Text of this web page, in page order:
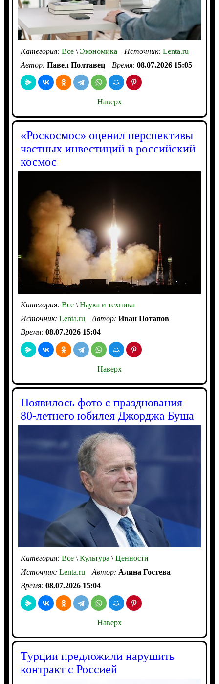
Категория: Все\Экономика Источник: Lenta.ru
Автор: Павел Полтавец Время: 08.07.2026 15:05
Наверх
«Роскосмос» оценил перспективы
частных инвестиций в российский
космос
Категория: Все\Наука и техника
Источник: Lenta.ru Автор: Иван Потапов
Время: 08.07.2026 15:04
Наверх
Появилось фото с празднования
80-летнего юбилея Джорджа Буша
Категория: Все\Культура \Ценности
Источник: Lenta.ru Автор: Алина Гостева
Время: 08.07.2026 15:04
Наверх
Турции предложили нарушить
контракт с Россией